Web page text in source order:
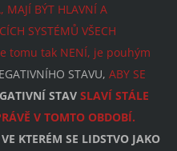
BÝT HLAVNÍ A
SYSTÉMŮ VŠECH
tomu tak NENÍ, je pouhým
STAVU, ABY SE
STAV SLAVÍ STÁLE
V TOMTO OBDOBÍ.
KTERÉM SE LIDSTVO JAKO